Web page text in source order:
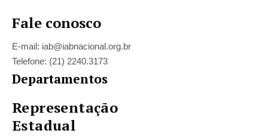
Fale conosco
E-mail: iab@iabnacional.org.br
Telefone: (21) 2240.3173
Departamentos
Representação
Estadual